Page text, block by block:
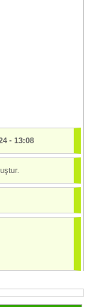
- 13:08